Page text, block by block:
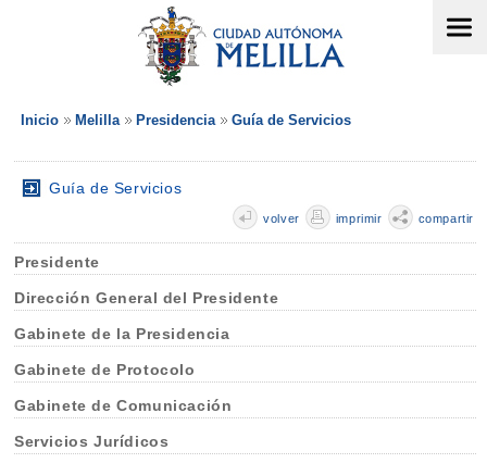
Inicio Melilla Presidencia Guía de Servicios
Guía de Servicios
volver imprimir compartir
Presidente
Dirección General del Presidente
Gabinete de la Presidencia
Gabinete de Protocolo
Gabinete de Comunicación
Servicios Jurídicos